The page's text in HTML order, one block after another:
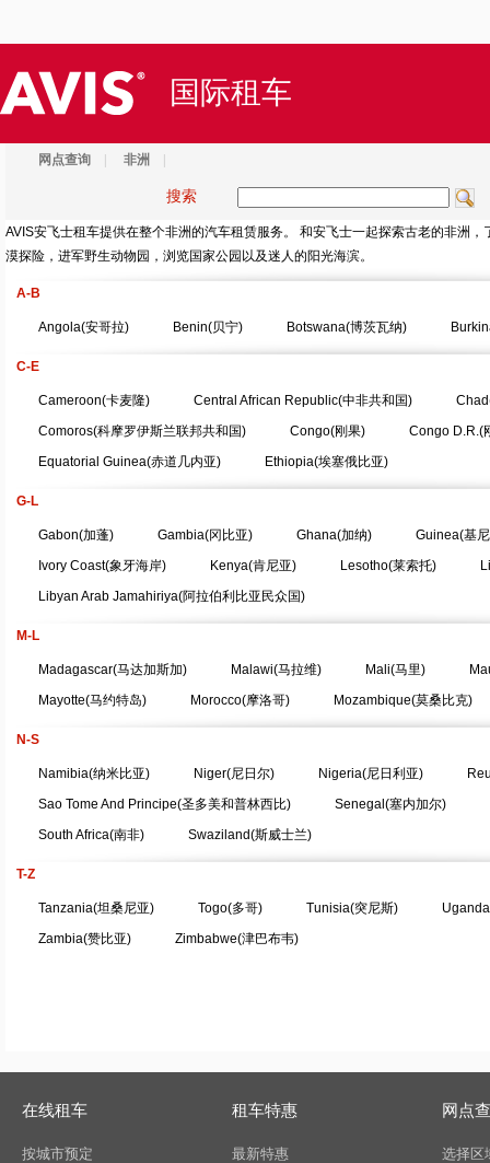
国际租车
网点查询 非洲
搜索
AVIS安飞士租车提供在整个非洲的汽车租赁服务。 和安飞士一起探索古老的非洲
漠探险，进军野生动物园，浏览国家公园以及迷人的阳光海滨。
A-B
Angola(安哥拉) Benin(贝宁) Botswana(博茨瓦纳)
C-E
Cameroon(卡麦隆) Central African Republic(中非共和国)
Comoros(科摩罗伊斯兰联邦共和国)
Congo(刚果)
Congo D.R.(
Equatorial Guinea(赤道几内亚)
Ethiopia(埃塞俄比亚)
G-L
Gabon(加蓬) Gambia(冈比亚) Ghana(加纳)
Guinea(基
Ivory Coast(象牙海岸)
Kenya(肯尼亚) Lesotho(莱索托)
Libyan Arab Jamahiriya(阿拉伯利比亚民众国)
M-L
Madagascar(马达加斯加) Malawi(马拉维) Mali(马里)
Mayotte(马约特岛)
Morocco(摩洛哥) Mozambique(莫桑比克)
N-S
Namibia(纳米比亚) Niger(尼日尔) Nigeria(尼日利亚)
Sao Tome And Principe(圣多美和普林西比)
Senegal(塞内加尔)
South Africa(南非)
Swaziland(斯威士兰)
T-Z
Tanzania(坦桑尼亚) Togo(多哥) Tunisia(突尼斯)
Zambia(赞比亚)
Zimbabwe(津巴布韦)
在线租车
按城市预定
租车特惠
最新特惠
网点
选择区